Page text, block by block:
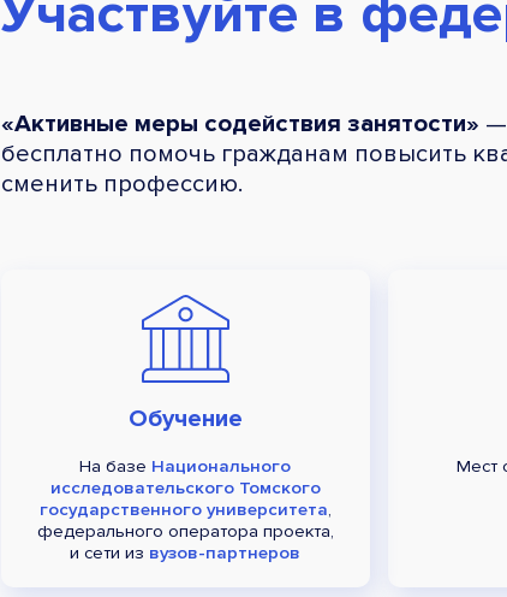
Участвуйте в
«Активные меры содействия занятости» —
бесплатно помочь гражданам повысить
сменить профессию.
Обучение
На базе Национального
исследовательского Томского
государственного университета,
федерального оператора проекта,
и сети из вузов-партнеров
Мест